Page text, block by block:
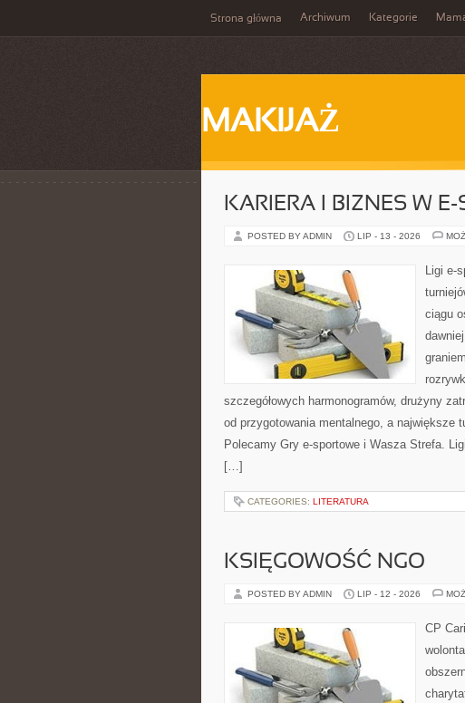
Strona główna Archiwum Kategorie
MAKIJAŻ
KARIERA I BIZNES W E-
POSTED BY ADMIN LIP - 13 - 2026
Ligi e-
ciągu
szczegółowych harmonogramów, drużyny
od przygotowania mentalnego, a największe
Polecamy Gry e-sportowe i Wasza Strefa.
[…]
CATEGORIES: LITERATURA
KSIĘGOWOŚĆ NGO
POSTED BY ADMIN LIP - 12 - 2026
CP